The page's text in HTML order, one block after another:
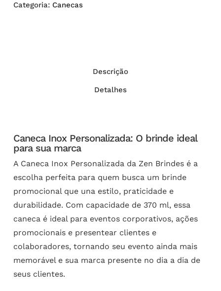
Categoria: Canecas
Descrição
Detalhes
Caneca Inox Personalizada: O brinde ideal
para sua marca
A Caneca Inox Personalizada da Zen Brindes é a
escolha perfeita para quem busca um brinde
promocional que una estilo, praticidade e
durabilidade. Com capacidade de 370 ml, essa
caneca é ideal para eventos corporativos, ações
promocionais e presentear clientes e
colaboradores, tornando seu evento ainda mais
memorável e sua marca presente no dia a dia de
seus clientes.